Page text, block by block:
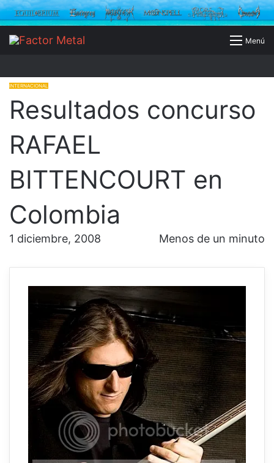
Menú
Buscar
INTERNACIONAL
Resultados concurso
RAFAEL
BITTENCOURT en
Colombia
1 diciembre, 2008 Menos de un minuto